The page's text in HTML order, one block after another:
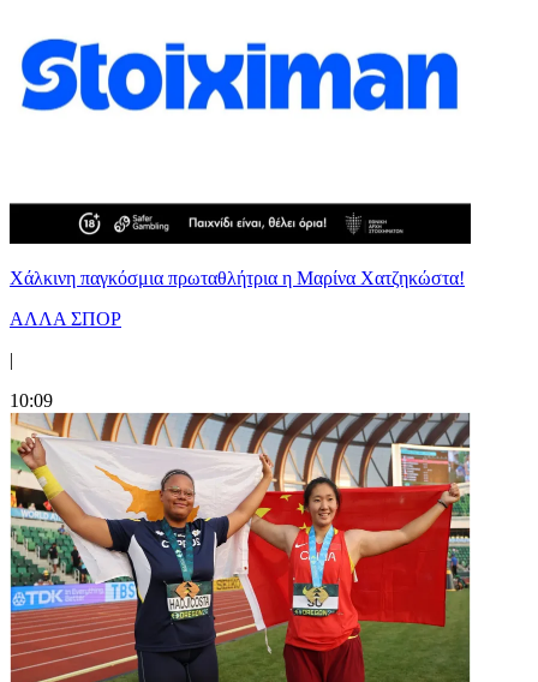
Χάλκινη παγκόσμια πρωταθλήτρια η Μαρίνα Χατζηκώστα!
ΑΛΛΑ ΣΠΟΡ
|
10:09